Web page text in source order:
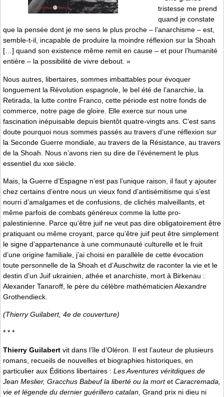
tristesse me prend
quand je constate
que la pensée dont je me sens le plus proche – l’anarchisme – est,
semble-t-il, incapable de produire la moindre réflexion sur la Shoah
[…] quand son existence même remit en cause – et pour l’humanité
entière – la possibilité de vivre debout. »
Nous autres, libertaires, sommes imbattables pour évoquer
longuement la Révolution espagnole, le bel été de l’anarchie, la
Retirada, la lutte contre Franco, cette période est notre fonds de
commerce, notre page de gloire. Elle exerce sur nous une
fascination inépuisable depuis bientôt quatre-vingts ans. C’est sans
doute pourquoi nous sommes passés au travers d’une réflexion sur
la Seconde Guerre mondiale, au travers de la Résistance, au travers
de la Shoah. Nous n’avons rien su dire de l’événement le plus
essentiel du xxe siècle.
Mais, la Guerre d’Espagne n’est pas l’unique raison, il faut y ajouter
chez certains d’entre nous un vieux fond d’antisémitisme qui s’est
nourri d’amalgames et de confusions, de clichés malveillants, et
même parfois de combats généreux comme la lutte pro-
palestinienne. Parce qu’être juif ne veut pas dire obligatoirement être
pratiquant ou même croyant, parce qu’être juif peut être simplement
le signe d’appartenance à une communauté culturelle et le fruit
d’une origine familiale, j’ai choisi en parallèle de cette évocation
toute personnelle de la Shoah et d’Auschwitz de raconter la vie et le
destin d’un Juif ukrainien, athée et anarchiste, mort à Birkenau :
Alexander Tanaroff, le père du célèbre mathématicien Alexandre
Grothendieck.
(Thierry Guilabert, 4e de couverture)
* * *
Thierry Guilabert vit dans l’île d’Oléron. Il est l’auteur de plusieurs
romans, recueils de nouvelles et biographies historiques, en
particulier aux Éditions libertaires : Les Aventures véritdiques de
Jean Meslier, Gracchus Babeuf la liberté ou la mortet Caracremada,
vie et légende du dernier guérillero catalan, Grand prix ni dieu ni